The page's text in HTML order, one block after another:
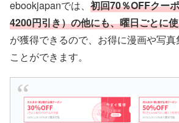
ebookjapanでは、 初回70％OFFクー
4200円引き）の他にも、曜日ごとに
が獲得できるので、お得に漫画や写
ことができます。